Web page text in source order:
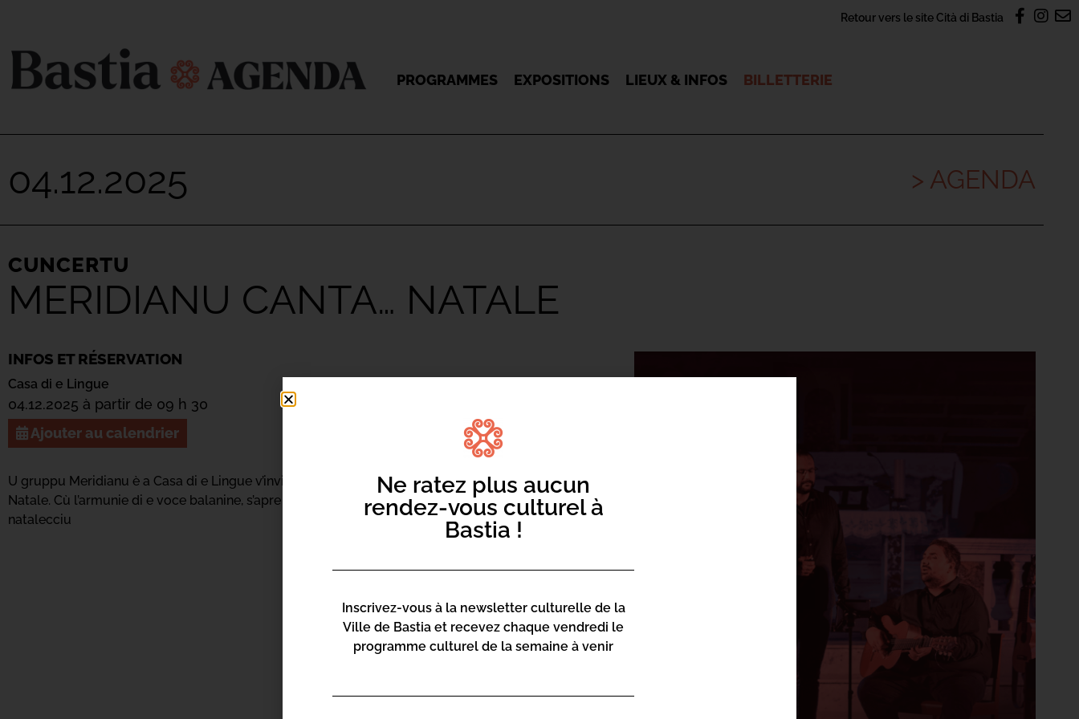
Retour vers le site Cità di Bastia
PROGRAMMES EXPOSITIONS LIEUX & INFOS BILLETTERIE
04.12.2025 > AGENDA
CUNCERTU
MERIDIANU CANTA… NATALE
INFOS ET RÉSERVATION
Casa di e Lingue
04.12.2025 à partir de 09 h 30
Ajouter au calendrier
U gruppu Meridianu è a Casa di e Lingue v’invitanu à festighjà Natale inseme cù u spetaculu Canta
Natale. Cù l’armunie di e voce balanine, s’apre stu mese di dicembre cun a cunvivialità di u spìritu
natalecciu
Ne ratez plus aucun
rendez-vous culturel à
Bastia !
Inscrivez-vous à la newsletter culturelle de la
Ville de Bastia et recevez chaque vendredi le
programme culturel de la semaine à venir